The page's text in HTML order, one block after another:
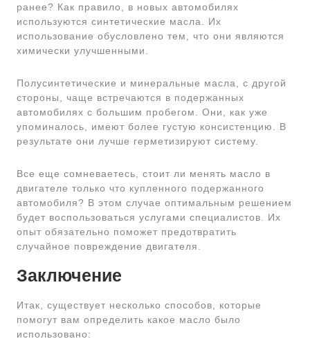
ранее? Как правило, в новых автомобилях
используются синтетические масла. Их
использование обусловлено тем, что они являются
химически улучшенными.
Полусинтетические и минеральные масла, с другой
стороны, чаще встречаются в подержанных
автомобилях с большим пробегом. Они, как уже
упоминалось, имеют более густую консистенцию. В
результате они лучше герметизируют систему.
Все еще сомневаетесь, стоит ли менять масло в
двигателе только что купленного подержанного
автомобиля? В этом случае оптимальным решением
будет воспользоваться услугами специалистов. Их
опыт обязательно поможет предотвратить
случайное повреждение двигателя.
Заключение
Итак, существует несколько способов, которые
помогут вам определить какое масло было
использовано: